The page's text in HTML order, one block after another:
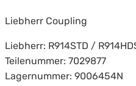
Liebherr Coupling
Liebherr: R914STD /
Teilenummer: 7029877
Lagernummer: 9006454N